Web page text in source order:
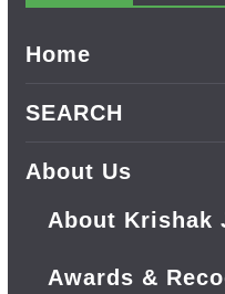
Home
SEARCH
About Us
About Krishak
Awards &